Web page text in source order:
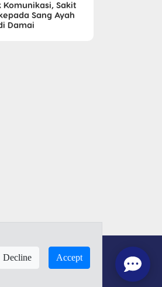
Komunikasi, Sakit
Sang Ayah
Damai
Decline Accept